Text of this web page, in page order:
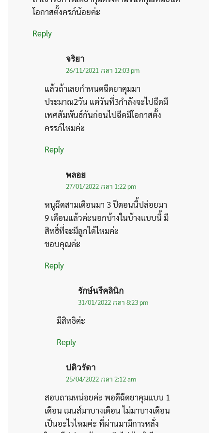
โอกาสตั้งครภ์น้อยค่ะ
Reply
จริยา
26/11/2021 เวลา 12:03 pm
แล้วถ้าเลยกำหนดฉีดยาคุมมา
ประมาณ2วัน แต่วันที่3กำลังจะไปฉีดมี
เพศสัมพันธ์กันก่อนไปฉีดมีโอกาสตั้ง
ครรภ์ไหมค่ะ
Reply
พลอย
27/01/2022 เวลา 1:22 pm
หนูฉีดสามเดือนมา 3 ปีตอนนี้ปล่อยมา
9 เดือนแล้วค่ะนอกบ้างในบ้างแบบนี้ มี
สิทธิ์ที่จะมีลูกได้ไหมค่ะ
ขอบคุณค่ะ
Reply
รักษ์นรีคลินิก
31/01/2022 เวลา 8:23 pm
มีสิทธิค่ะ
Reply
ปดิวรัดา
25/04/2022 เวลา 2:12 am
สอบถามหน่อยค่ะ พอดีฉีดยาคุมเเบบ 1
เดือน เมนส์มาบางเดือน ไม่มาบางเดือน
เป็นอะไรไหมค่ะ ที่ผ่านมามีการหลั่ง